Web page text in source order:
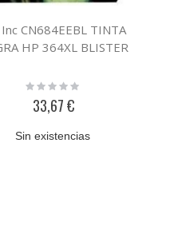
CN684EEBL TINTA
HP 364XL BLISTER
Rating:
33,67 €
Sin existencias